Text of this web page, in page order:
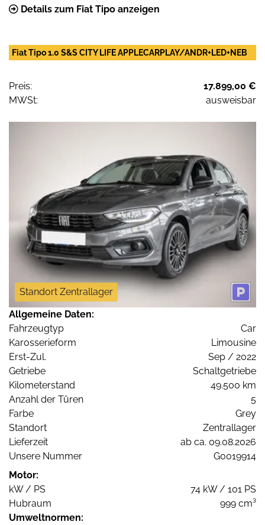
Details zum Fiat Tipo anzeigen
Fiat Tipo 1.0 S&S CITY LIFE APPLECARPLAY/ANDR+LED+NEB
Preis:
17.899,00 €
MWSt:
ausweisbar
Standort Zentrallager
Allgemeine Daten:
Fahrzeugtyp
Car
Karosserieform
Limousine
Erst-Zul.
Sep / 2022
Getriebe
Schaltgetriebe
Kilometerstand
49.500 km
Anzahl der Türen
5
Farbe
Grey
Standort
Zentrallager
Lieferzeit
ab ca. 09.08.2026
Unsere Nummer
G0019914
Motor:
kW / PS
74 kW / 101 PS
Hubraum
999 cm³
Umweltnormen: